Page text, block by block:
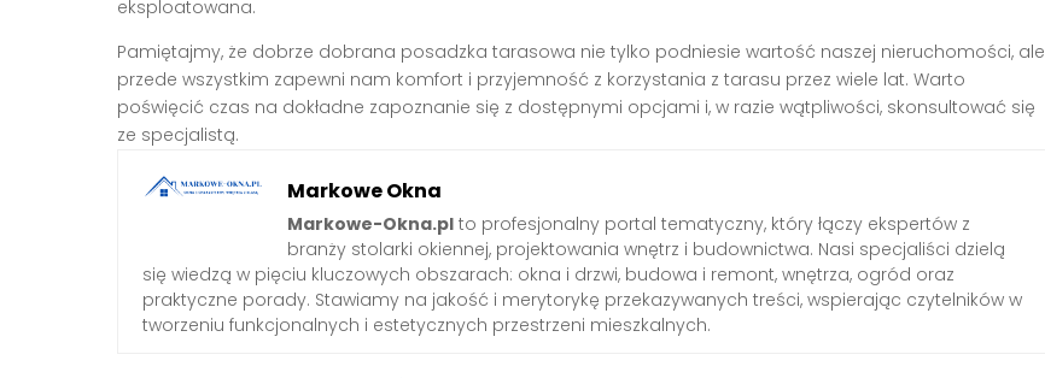
eksploatowana.
Pamiętajmy, że dobrze dobrana posadzka tarasowa nie tylko podniesie wartość naszej nieruchomości, ale
przede wszystkim zapewni nam komfort i przyjemność z korzystania z tarasu przez wiele lat. Warto
poświęcić czas na dokładne zapoznanie się z dostępnymi opcjami i, w razie wątpliwości, skonsultować się
ze specjalistą.
Markowe Okna
Markowe-Okna.pl to profesjonalny portal tematyczny, który łączy ekspertów z
branży stolarki okiennej, projektowania wnętrz i budownictwa. Nasi specjaliści dzielą
się wiedzą w pięciu kluczowych obszarach: okna i drzwi, budowa i remont, wnętrza, ogród oraz
praktyczne porady. Stawiamy na jakość i merytorykę przekazywanych treści, wspierając czytelników w
tworzeniu funkcjonalnych i estetycznych przestrzeni mieszkalnych.